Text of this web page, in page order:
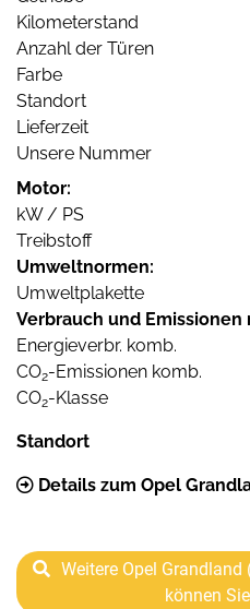
Kilometerstand
Anzahl der Türen
Farbe
Standort
Lieferzeit
Unsere Nummer
Motor:
kW / PS
Treibstoff
Umweltnormen:
Umweltplakette
Verbrauch und Emissionen
Energieverbr. komb.
CO2-Emissionen komb.
CO2-Klasse
Standort
Details zum Opel
Weitere Opel
können